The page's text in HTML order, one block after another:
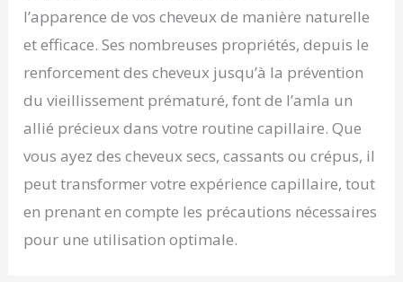
l’apparence de vos cheveux de manière naturelle
et efficace. Ses nombreuses propriétés, depuis le
renforcement des cheveux jusqu’à la prévention
du vieillissement prématuré, font de l’amla un
allié précieux dans votre routine capillaire. Que
vous ayez des cheveux secs, cassants ou crépus, il
peut transformer votre expérience capillaire, tout
en prenant en compte les précautions nécessaires
pour une utilisation optimale.